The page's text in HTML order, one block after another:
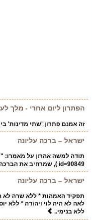
הפתרון ליום אחרי - מלך
זה אמנם פתרון 'שתי מדינות'
ישראל – ברכה עליונה
id=90849 ), שמרחיב את הברכה לעולם, ומנחה את בני ישראל להיות "תמצית פטל" המטיב לכל העולם.
ישראל – ברכה עליונה
תפקיד האמהות * ללא שרה לא
לאה לא היה לוי ויהודה * ללא
ללא בנימי..